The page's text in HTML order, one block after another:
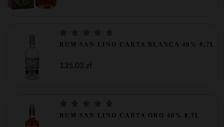
RUM SAN LINO CARTA BLANCA 40% 0,7L
135,03 zł
RUM SAN LINO CARTA ORO 40% 0,7L